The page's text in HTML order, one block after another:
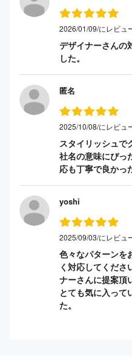
2026/01/09/にレビュ
デザイナーさんの
した。
匿名
2025/10/08/にレビュ
スタイリッシュで
社名の意味にぴっ
応も丁寧で良かっ
yoshi
2025/09/03/にレビュ
色々なパターンを
く対応してくださ
ナーさんに提案頂
とても気に入って
た。